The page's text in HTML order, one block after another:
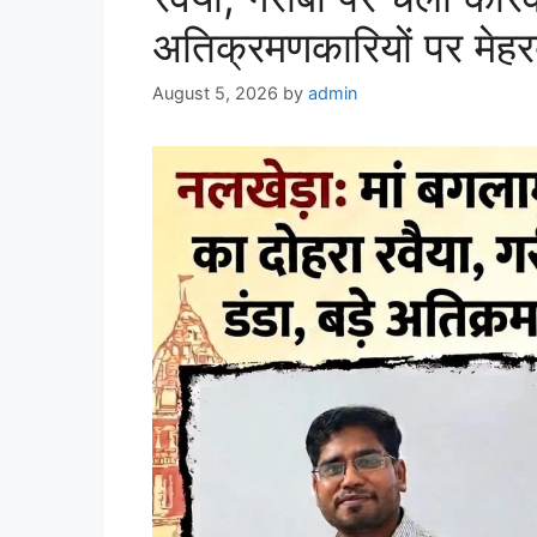
अतिक्रमणकारियों पर
August 5, 2026 by admin